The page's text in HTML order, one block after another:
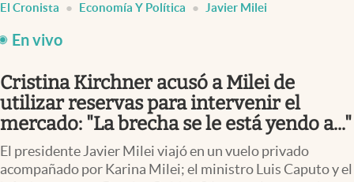
Finanzas y Mercados
Mercados Online
Columnistas
Otras secciones
El Cronista Economía Y Política Javier Milei
En vivo
Cristina Kirchner acusó a Milei de
utilizar reservas para intervenir el
mercado: "La brecha se le está yendo a..."
El presidente Javier Milei viajó en un vuelo privado
acompañado por Karina Milei; el ministro Luis Caputo y el